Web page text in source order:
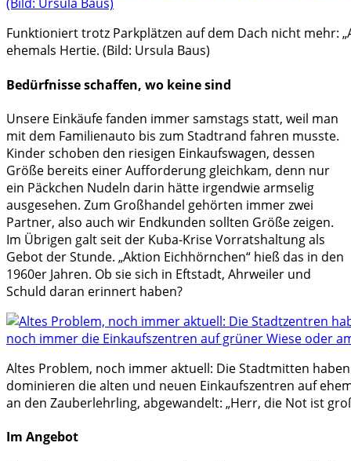
Funktioniert trotz Parkplätzen auf dem Dach nicht mehr:
ehemals Hertie. (Bild: Ursula Baus)
Bedürfnisse schaffen, wo keine sind
Unsere Einkäufe fanden immer samstags statt, weil man
mit dem Familienauto bis zum Stadtrand fahren musste.
Kinder schoben den riesigen Einkaufswagen, dessen
Größe bereits einer Aufforderung gleichkam, denn nur
ein Päckchen Nudeln darin hätte irgendwie armselig
ausgesehen. Zum Großhandel gehörten immer zwei
Partner, also auch wir Endkunden sollten Größe zeigen.
Im Übrigen galt seit der Kuba-Krise Vorratshaltung als
Gebot der Stunde. „Aktion Eichhörnchen“ hieß das in den
1960er Jahren. Ob sie sich in Eftstadt, Ahrweiler und
Schuld daran erinnert haben?
Altes Problem, noch immer aktuell: Die Stadtmitten
dominieren die alten und neuen Einkaufszentren auf
an den Zauberlehrling, abgewandelt: „Herr, die Not ist
Im Angebot